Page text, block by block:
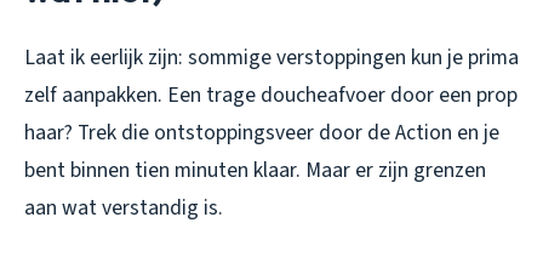
Laat ik eerlijk zijn: sommige verstoppingen kun je prima
zelf aanpakken. Een trage doucheafvoer door een prop
haar? Trek die ontstoppingsveer door de Action en je
bent binnen tien minuten klaar. Maar er zijn grenzen
aan wat verstandig is.